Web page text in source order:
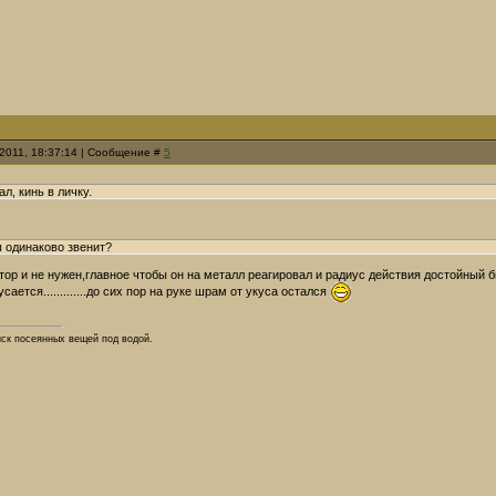
18:37:14 | Сообщение # 5
кинь в личку.
звенит?
и не нужен,главное чтобы он на металл реагировал и радиус действия достойный
сих пор на руке шрам от укуса остался
посеянных вещей под водой.